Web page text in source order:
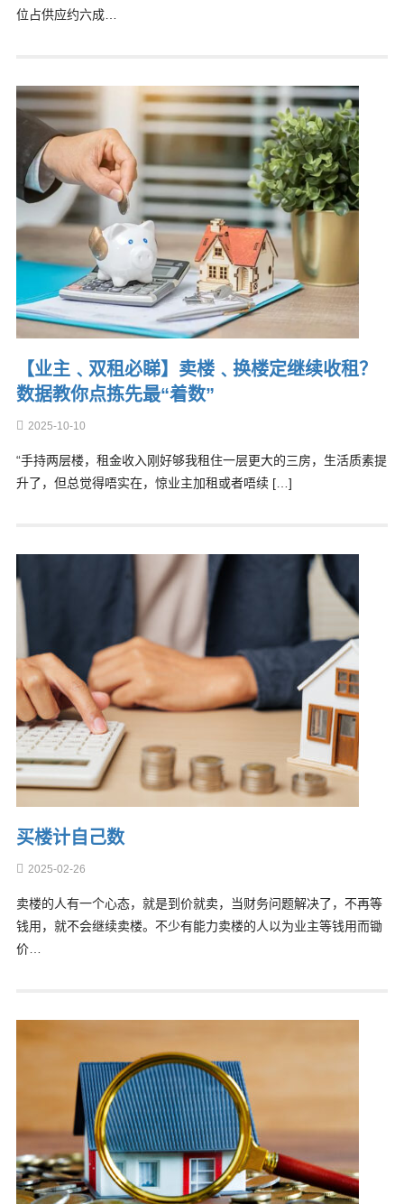
位占供应约六成…
【业主﹑双租必睇】卖楼﹑换楼定继续收租？
数据教你点拣先最“着数”
2025-10-10
“手持两层楼，租金收入刚好够我租住一层更大的三房，生活质素提
升了，但总觉得唔实在，惊业主加租或者唔续 […]
买楼计自己数
2025-02-26
卖楼的人有一个心态，就是到价就卖，当财务问题解决了，不再等
钱用，就不会继续卖楼。不少有能力卖楼的人以为业主等钱用而锄
价…